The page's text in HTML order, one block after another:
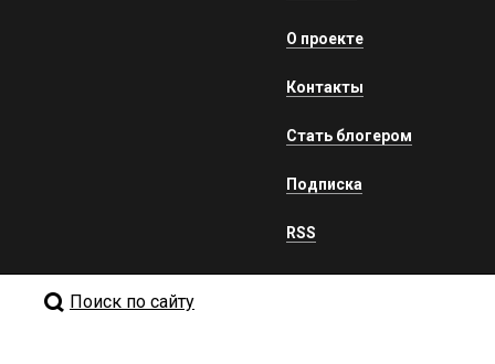
О проекте
Контакты
Стать блогером
Подписка
RSS
Поиск по сайту